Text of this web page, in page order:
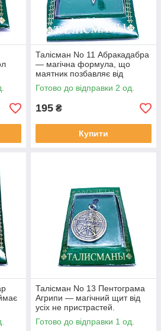
Талісман No 11 Абракадабра
— магічна формула, що
маятник позбавляє від
поганої участі та хвороб
Готово до відправки 2 од.
195 ₴
Купити
Талісман No 13 Пентограма
Агрипи — магічний щит від
усіх не пристрастей.
Готово до відправки 1 од.